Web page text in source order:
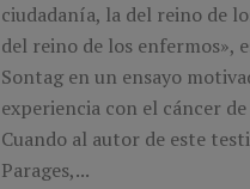
ciudadanía, la del reino de
del reino de los enfermos»,
Sontag en un ensayo
experiencia con el cáncer de
Cuando al autor de este
Parages,...